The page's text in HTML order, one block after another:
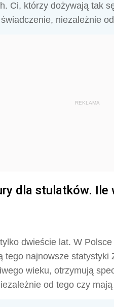
Ci, którzy dożywają tak
niezależnie
REKLAMA
dla stulatków. Ile
dwieście lat. W
najnowsze statystyki
wieku, otrzymują
od tego czy